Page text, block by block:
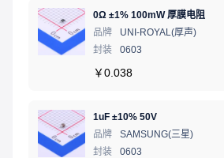
0Ω ±1% 100mW 厚膜电阻
品牌
UNI-ROYAL(厚声)
封装
0603
￥0.038
1uF ±10% 50V
品牌
SAMSUNG(三星)
封装
0603